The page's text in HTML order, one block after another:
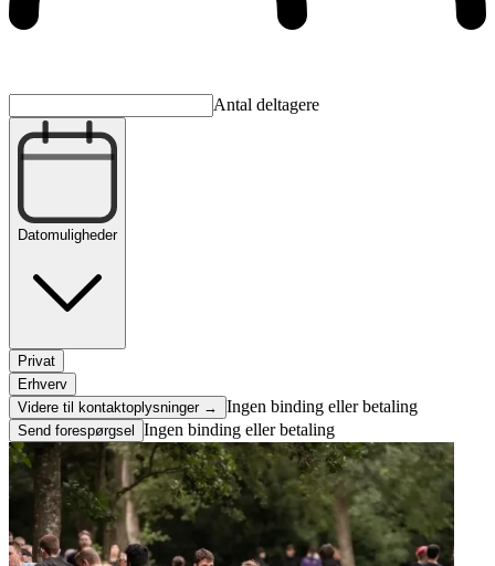
Antal deltagere
Datomuligheder
Privat
Erhverv
Videre til kontaktoplysninger →
Ingen binding eller betaling
Send forespørgsel Ingen binding eller betaling